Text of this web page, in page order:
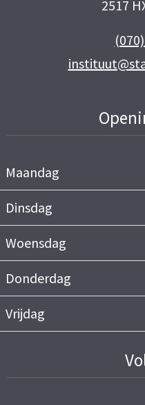
2517
Maandag
Dinsdag
Woensdag
Donderdag
Vrijdag